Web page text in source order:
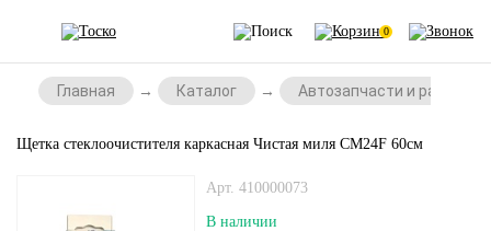
0
Главная Каталог Автозапчасти и
Щетка стеклоочистителя каркасная Чистая миля СМ24F 60см
Арт. 410000073
В наличии